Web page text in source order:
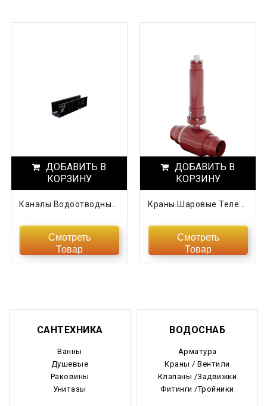
ДОБАВИТЬ В
КОРЗИНУ
Смотреть
Товар
ДОБАВИТЬ В
КОРЗИНУ
Смотреть
Товар
САНТЕХНИКА
Ванны
Душевые
Раковины
Унитазы
ВОДОСНАБ
Арматура
Краны / Вентили
Клапаны /Задвижки
Фитинги /Тройники